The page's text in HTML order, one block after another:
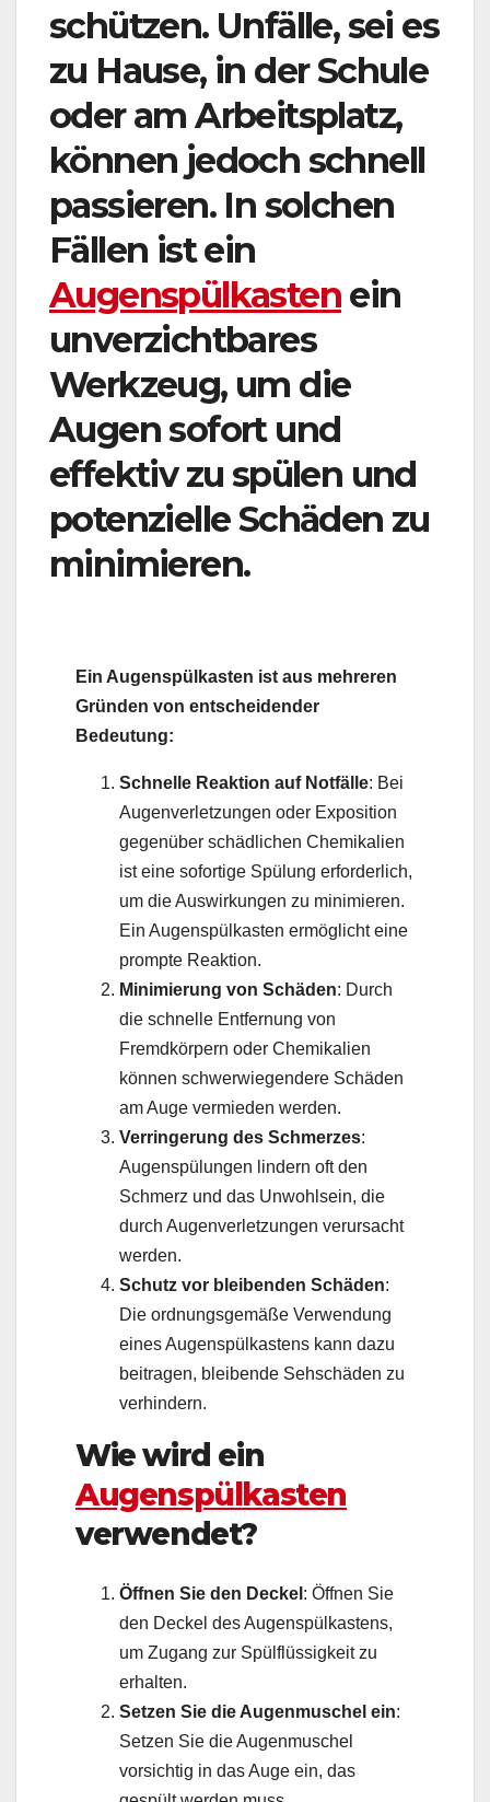
schützen. Unfälle, sei es
zu Hause, in der Schule
oder am Arbeitsplatz,
können jedoch schnell
passieren. In solchen
Fällen ist ein
Augenspülkasten ein
unverzichtbares
Werkzeug, um die
Augen sofort und
effektiv zu spülen und
potenzielle Schäden zu
minimieren.
Ein Augenspülkasten ist aus mehreren
Gründen von entscheidender
Bedeutung:
Schnelle Reaktion auf Notfälle: Bei
Augenverletzungen oder Exposition
gegenüber schädlichen Chemikalien
ist eine sofortige Spülung erforderlich,
um die Auswirkungen zu minimieren.
Ein Augenspülkasten ermöglicht eine
prompte Reaktion.
Minimierung von Schäden: Durch
die schnelle Entfernung von
Fremdkörpern oder Chemikalien
können schwerwiegendere Schäden
am Auge vermieden werden.
Verringerung des Schmerzes:
Augenspülungen lindern oft den
Schmerz und das Unwohlsein, die
durch Augenverletzungen verursacht
werden.
Schutz vor bleibenden Schäden:
Die ordnungsgemäße Verwendung
eines Augenspülkastens kann dazu
beitragen, bleibende Sehschäden zu
verhindern.
Wie wird ein
Augenspülkasten
verwendet?
Öffnen Sie den Deckel : Öffnen Sie
den Deckel des Augenspülkastens,
um Zugang zur Spülflüssigkeit zu
erhalten.
Setzen Sie die Augenmuschel ein:
Setzen Sie die Augenmuschel
vorsichtig in das Auge ein, das